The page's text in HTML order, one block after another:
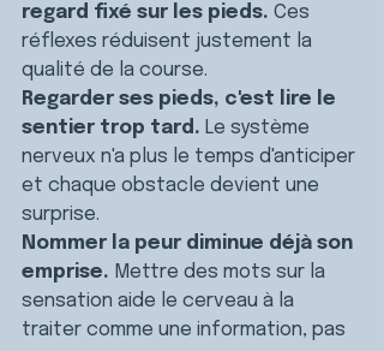
regard fixé sur les pieds. Ces
réflexes réduisent justement la
qualité de la course.
Regarder ses pieds, c'est lire le
sentier trop tard. Le système
nerveux n'a plus le temps d'anticiper
et chaque obstacle devient une
surprise.
Nommer la peur diminue déjà son
emprise. Mettre des mots sur la
sensation aide le cerveau à la
traiter comme une information, pas